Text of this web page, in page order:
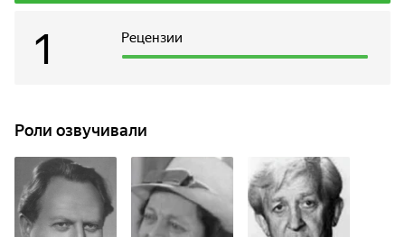
Рецензии
1
Роли озвучивали